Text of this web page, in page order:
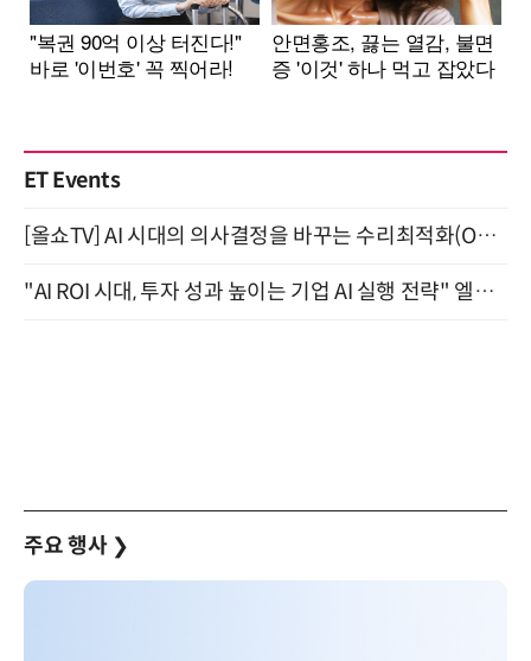
ET Events
[올쇼TV] AI 시대의 의사결정을 바꾸는 수리최적화(Optimization) 소개 (8/20 생방송)
"AI ROI 시대, 투자 성과 높이는 기업 AI 실행 전략" 엘타워 6층 (9월 18일)
주요 행사 ❯